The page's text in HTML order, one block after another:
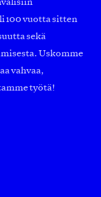
100 vuotta sitten
sekä
Uskomme
vahvaa,
työtä!